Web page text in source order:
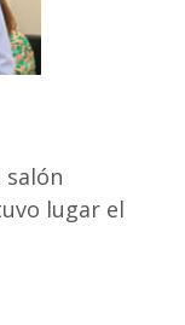
salón
lugar el